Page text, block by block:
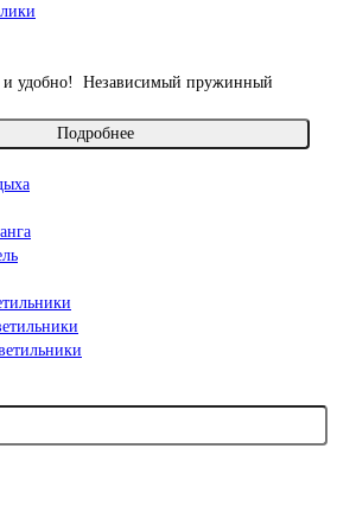
удобно!
Независимый пружинный
Подробнее